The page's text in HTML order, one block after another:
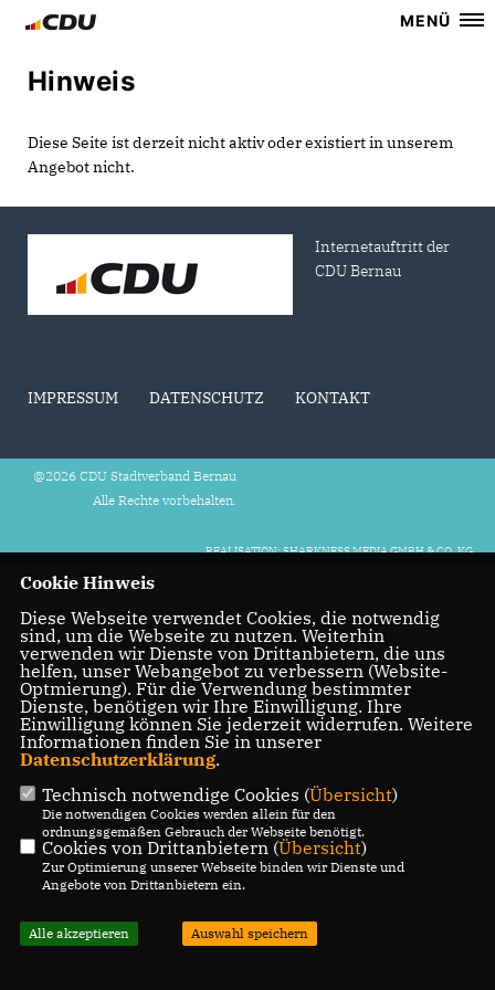
MENÜ
Hinweis
Diese Seite ist derzeit nicht aktiv oder existiert in unserem
Angebot nicht.
Internetauftritt der
CDU Bernau
IMPRESSUM DATENSCHUTZ KONTAKT
@2026 CDU Stadtverband Bernau
Alle Rechte vorbehalten.
REALISATION: SHARKNESS MEDIA GMBH & CO. KG
Cookie Hinweis
Diese Webseite verwendet Cookies, die notwendig
sind, um die Webseite zu nutzen. Weiterhin
verwenden wir Dienste von Drittanbietern, die uns
helfen, unser Webangebot zu verbessern (Website-
Optmierung). Für die Verwendung bestimmter
Dienste, benötigen wir Ihre Einwilligung. Ihre
Einwilligung können Sie jederzeit widerrufen. Weitere
Informationen finden Sie in unserer
Datenschutzerklärung.
Technisch notwendige Cookies (Übersicht)
Die notwendigen Cookies werden allein für den
ordnungsgemäßen Gebrauch der Webseite benötigt.
Cookies von Drittanbietern (Übersicht)
Zur Optimierung unserer Webseite binden wir Dienste und
Angebote von Drittanbietern ein.
Alle akzeptieren Auswahl speichern